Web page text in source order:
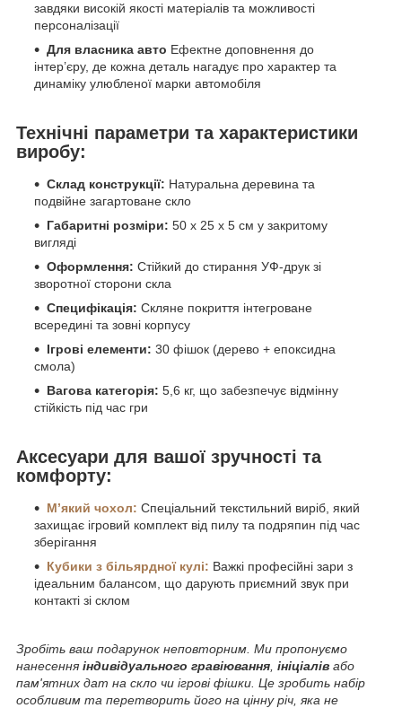
завдяки високій якості матеріалів та можливості
персоналізації
Для власника авто Ефектне доповнення до
інтер’єру, де кожна деталь нагадує про характер та
динаміку улюбленої марки автомобіля
Технічні параметри та характеристики
виробу:
Склад конструкції: Натуральна деревина та
подвійне загартоване скло
Габаритні розміри: 50 х 25 х 5 см у закритому
вигляді
Оформлення: Стійкий до стирання УФ-друк зі
зворотної сторони скла
Специфікація: Скляне покриття інтегроване
всередині та зовні корпусу
Ігрові елементи: 30 фішок (дерево + епоксидна
смола)
Вагова категорія: 5,6 кг, що забезпечує відмінну
стійкість під час гри
Аксесуари для вашої зручності та
комфорту:
М’який чохол: Спеціальний текстильний виріб, який
захищає ігровий комплект від пилу та подряпин під час
зберігання
Кубики з більярдної кулі: Важкі професійні зари з
ідеальним балансом, що дарують приємний звук при
контакті зі склом
Зробіть ваш подарунок неповторним. Ми пропонуємо
нанесення індивідуального гравіювання ініціалів або
пам'ятних дат на скло чи ігрові фішки. Це зробить набір
особливим та перетворить його на цінну річ, яка не